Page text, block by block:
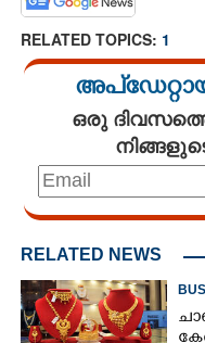
RELATED TOPICS: 1
ഒരു
RELATED NEWS